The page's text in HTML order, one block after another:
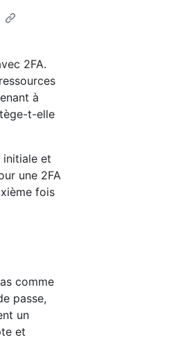
2FA.
à
t-elle
initiale et
une 2FA
fois
comme
passe,
un
et